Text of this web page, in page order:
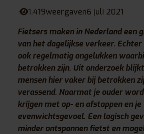
1.419weergaven6 juli 2021
Fietsers maken in Nederland een
van het dagelijkse verkeer. Echter
ook regelmatig ongelukken
betrokken zijn. Uit onderzoek
mensen hier vaker bij betrokken
verassend. Naarmat je ouder
krijgen met op- en afstappen en je
evenwichtsgevoel. Een logisch
minder ontspannen fietst en